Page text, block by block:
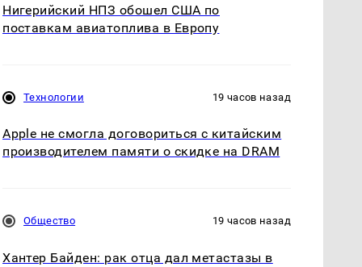
Нигерийский НПЗ обошел США по
поставкам авиатоплива в Европу
Технологии 19 часов назад
Apple не смогла договориться с китайским
производителем памяти о скидке на DRAM
Общество 19 часов назад
Хантер Байден: рак отца дал метастазы в